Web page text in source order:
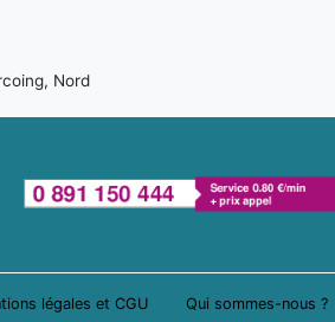
Nord
légales et CGU Qui sommes-nous ?